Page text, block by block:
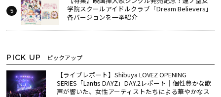
学院スクールアイドルクラブ「Dream Believers」
各バージョンを一挙紹介
PICK UP ピックアップ
【ライブレポート】Shibuya LOVEZ OPENING
SERIES「Lantis DAYZ」DAY.2レポート｜個性豊かな歌
声が響いた、女性アーティストたちによる華やかなス